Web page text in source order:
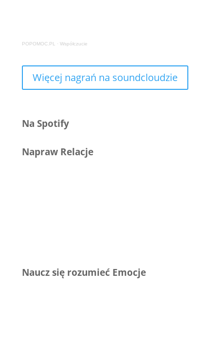
POPOMOC.PL · Współczucie
Więcej nagrań na soundcloudzie
Na Spotify
Napraw Relacje
Naucz się rozumieć Emocje